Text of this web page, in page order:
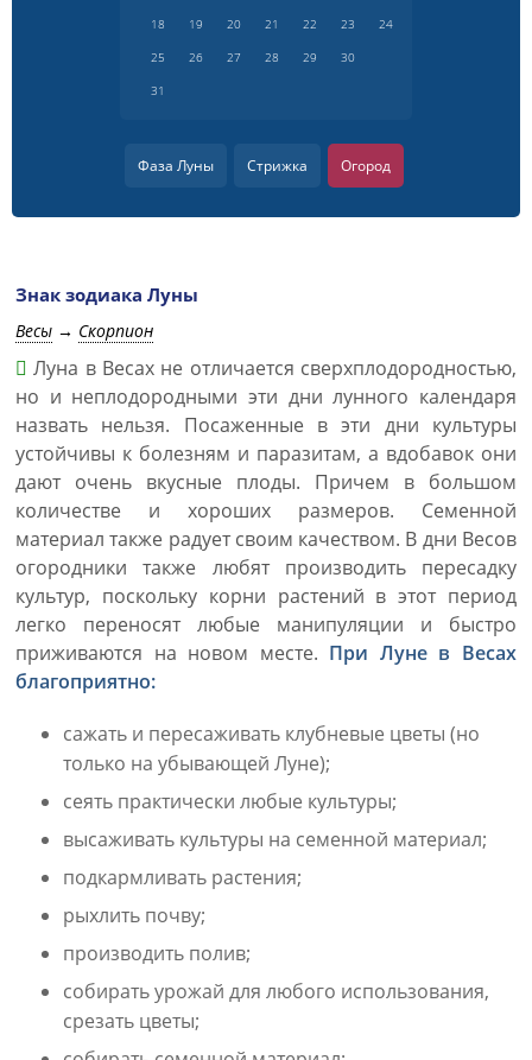
18
19 20 21 22 23
24
25
26 27 28 29
30
31
Фаза Луны Стрижка Огород
Знак зодиака Луны
Весы → Скорпион
Луна в Весах не отличается сверхплодородностью,
но и неплодородными эти дни лунного календаря
назвать нельзя. Посаженные в эти дни культуры
устойчивы к болезням и паразитам, а вдобавок они
дают очень вкусные плоды. Причем в большом
количестве и хороших размеров. Семенной
материал также радует своим качеством. В дни Весов
огородники также любят производить пересадку
культур, поскольку корни растений в этот период
легко переносят любые манипуляции и быстро
приживаются на новом месте. При Луне в Весах
благоприятно:
сажать и пересаживать клубневые цветы (но
только на убывающей Луне);
сеять практически любые культуры;
высаживать культуры на семенной материал;
подкармливать растения;
рыхлить почву;
производить полив;
собирать урожай для любого использования,
срезать цветы;